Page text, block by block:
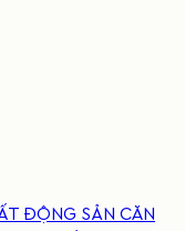
ĐỘNG SẢN CĂN